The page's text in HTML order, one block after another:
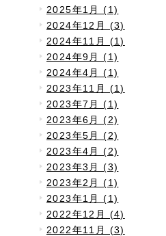
2025年1月 (1)
2024年12月 (3)
2024年11月 (1)
2024年9月 (1)
2024年4月 (1)
2023年11月 (1)
2023年7月 (1)
2023年6月 (2)
2023年5月 (2)
2023年4月 (2)
2023年3月 (3)
2023年2月 (1)
2023年1月 (1)
2022年12月 (4)
2022年11月 (3)